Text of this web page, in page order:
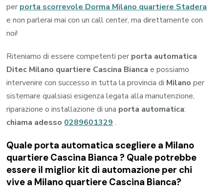
per porta scorrevole Dorma Milano quartiere Stadera
e non parlerai mai con un call center, ma direttamente con
noi!
Riteniamo di essere competenti per porta automatica
Ditec Milano quartiere Cascina Bianca e possiamo
intervenire con successo in tutta la provincia di Milanoper
sistemare qualsiasi esigenza legata alla manutenzione,
riparazione o installazione di una porta automatica:
chiama adesso 0289601329 .
Quale porta automatica scegliere a Milano
quartiere Cascina Bianca ? Quale potrebbe
essere il miglior kit di automazione per chi
vive a Milano quartiere Cascina Bianca?